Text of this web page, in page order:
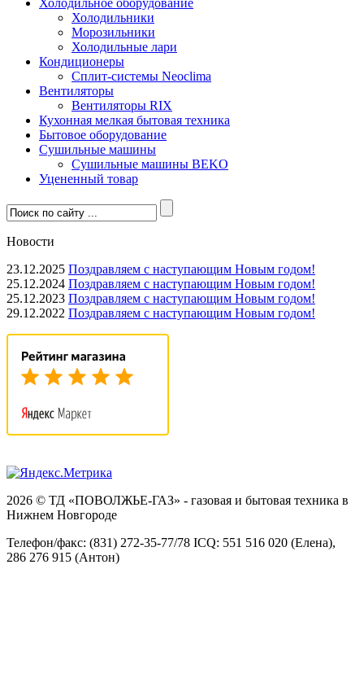
Холодильное оборудование
Холодильники
Морозильники
Холодильные лари
Кондиционеры
Сплит-системы Neoclima
Вентиляторы
Вентиляторы RIX
Кухонная мелкая бытовая техника
Бытовое оборудование
Сушильные машины
Сушильные машины BEKO
Уцененный товар
Новости
23.12.2025 Поздравляем с наступающим Новым годом!
25.12.2024 Поздравляем с наступающим Новым годом!
25.12.2023 Поздравляем с наступающим Новым годом!
29.12.2022 Поздравляем с наступающим Новым годом!
2026 © ТД «ПОВОЛЖЬЕ-ГАЗ» - газовая и бытовая техника в
Нижнем Новгороде
Телефон/факс: (831) 272-35-77/78 ICQ: 551 516 020 (Елена),
286 276 915 (Антон)